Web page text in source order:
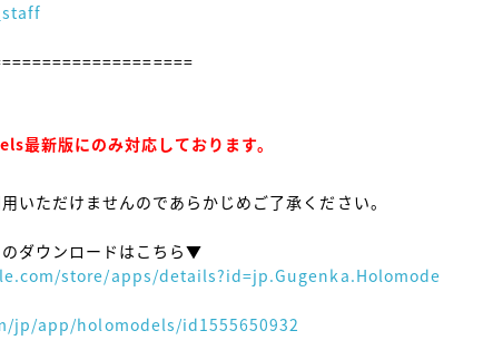
新版にのみ対応しております。
いただけませんのであらかじめご了承ください。
ダウンロードはこちら▼
store/apps/details?id=jp.Gugenka.Holomode
jp/app/holomodels/id1555650932